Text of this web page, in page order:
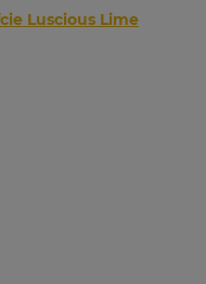
Luscious Lime